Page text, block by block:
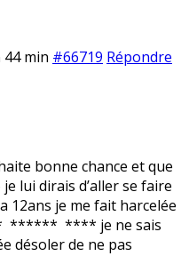
44 min #66719 Répondre
bonne chance et que
lui dirais d’aller se faire
je me fait harcelée
****** **** je ne sais
désoler de ne pas